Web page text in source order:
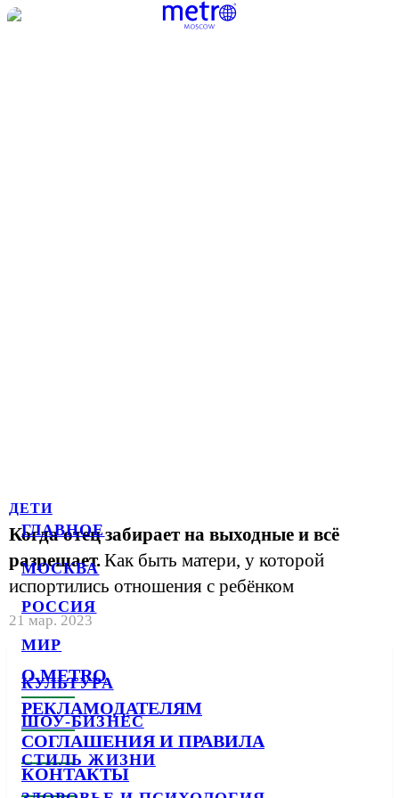
ГЛАВНОЕ
МОСКВА
РОССИЯ
МИР
КУЛЬТУРА
ШОУ-БИЗНЕС
СТИЛЬ ЖИЗНИ
ДЕТИ
Когда отец забирает на выходные и всё
разрешает.Как быть матери, у которой
испортились отношения с ребёнком
21 мар. 2023
О METRO
РЕКЛАМОДАТЕЛЯМ
СОГЛАШЕНИЯ И ПРАВИЛА
КОНТАКТЫ